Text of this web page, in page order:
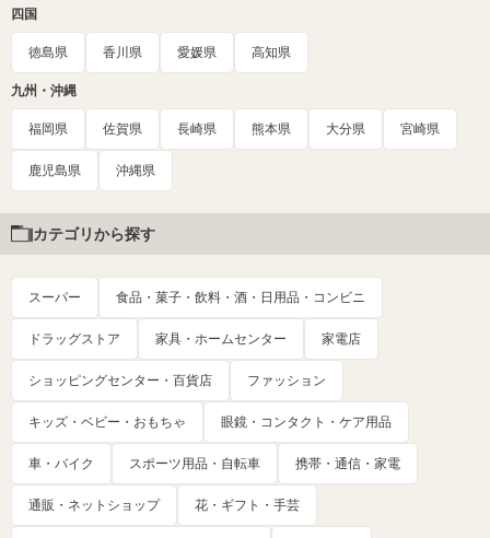
四国
徳島県 香川県 愛媛県 高知県
九州・沖縄
福岡県 佐賀県 長崎県 熊本県 大分県 宮崎県
鹿児島県 沖縄県
カテゴリから探す
スーパー 食品・菓子・飲料・酒・日用品・コンビニ
ドラッグストア 家具・ホームセンター 家電店
ショッピングセンター・百貨店 ファッション
キッズ・ベビー・おもちゃ 眼鏡・コンタクト・ケア用品
車・バイク スポーツ用品・自転車 携帯・通信・家電
通販・ネットショップ 花・ギフト・手芸